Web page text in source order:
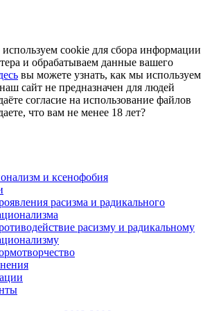
cookie для сбора информации
и обрабатываем данные вашего
вы можете узнать, как мы используем
сайт не предназначен для людей
согласие на использование файлов
что вам не менее 18 лет?
и ксенофобия
расизма и радикального
расизму и радикальному